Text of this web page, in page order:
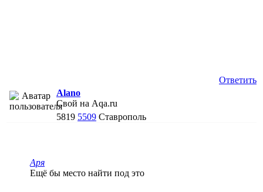
Ответить
Alano
Свой на Aqa.ru
5819 5509 Ставрополь
Аря
Ещё бы место найти под это